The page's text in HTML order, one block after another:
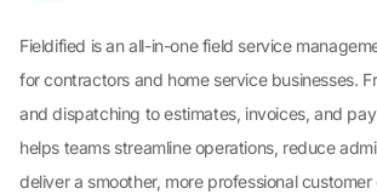
Fieldified is an all-in-one field service
for contractors and home service businesses.
and dispatching to estimates, invoices, and
helps teams streamline operations, reduce
deliver a smoother, more professional